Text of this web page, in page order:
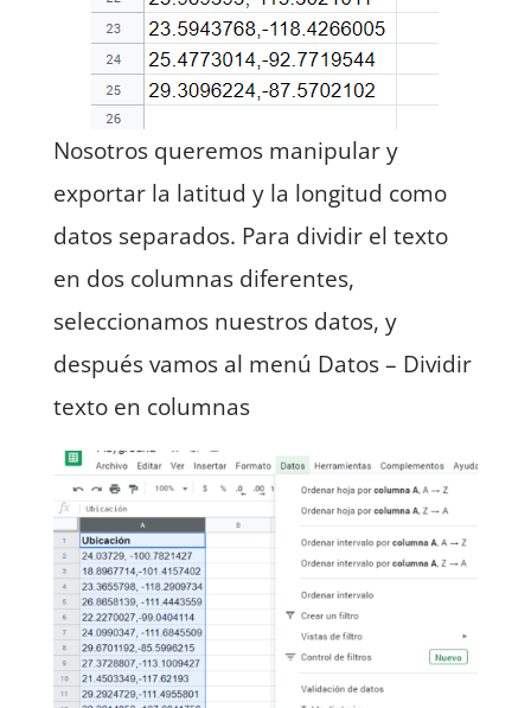
Nosotros queremos manipular y
exportar la latitud y la longitud como
datos separados. Para dividir el texto
en dos columnas diferentes,
seleccionamos nuestros datos, y
después vamos al menú Datos – Dividir
texto en columnas